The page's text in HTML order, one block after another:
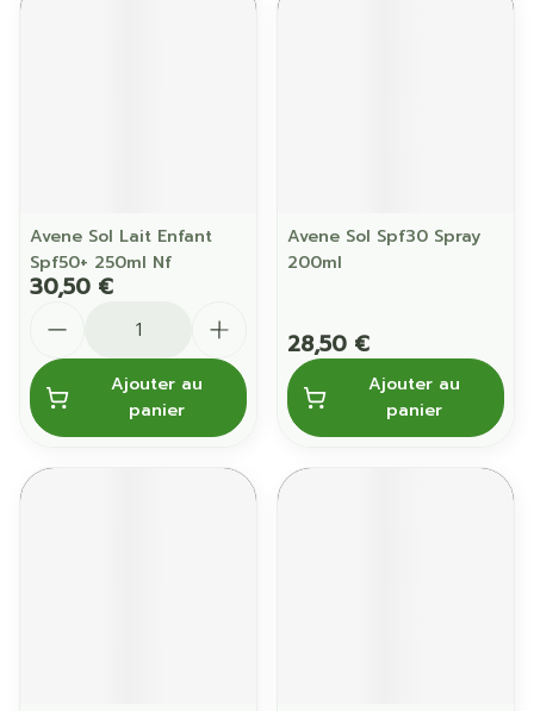
Avene Sol Lait Enfant
Spf50+ 250ml Nf
30,50 €
Ajouter au
panier
Avene Sol Spf30 Spray
200ml
28,50 €
Ajouter au
panier